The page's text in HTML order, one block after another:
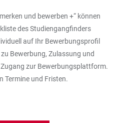
und bewerben +“ können
des Studiengangfinders
auf Ihr Bewerbungsprofil
Bewerbung, Zulassung und
zur Bewerbungsplattform.
Termine und Fristen.